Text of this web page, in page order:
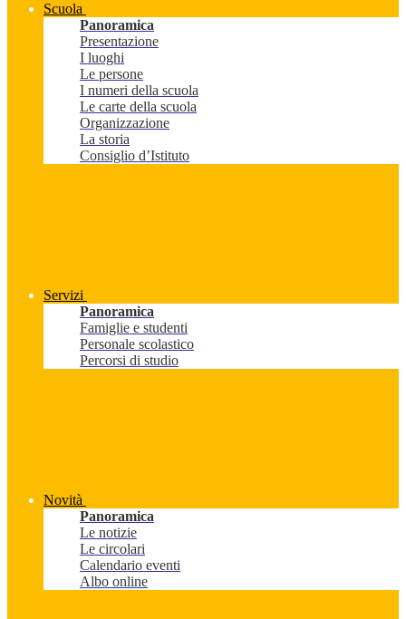
Scuola
Panoramica
Presentazione
I luoghi
Le persone
I numeri della scuola
Le carte della scuola
Organizzazione
La storia
Consiglio d’Istituto
Servizi
Panoramica
Famiglie e studenti
Personale scolastico
Percorsi di studio
Novità
Panoramica
Le notizie
Le circolari
Calendario eventi
Albo online